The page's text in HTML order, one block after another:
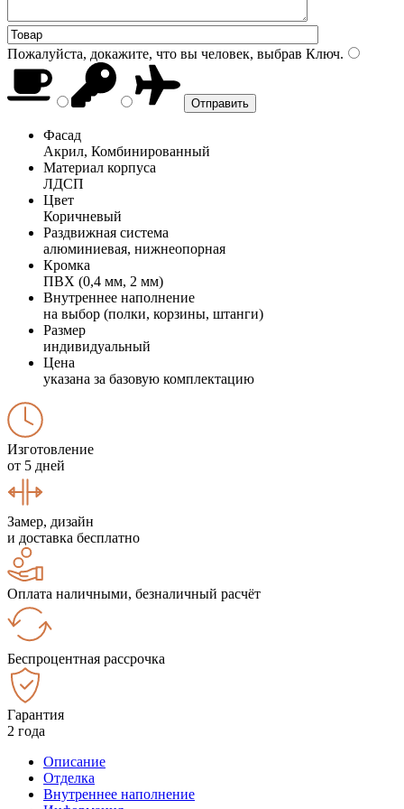
Пожалуйста, докажите, что вы человек, выбрав Ключ.
Фасад
Акрил, Комбинированный
Материал корпуса
ЛДСП
Цвет
Коричневый
Раздвижная система
алюминиевая, нижнеопорная
Кромка
ПВХ (0,4 мм, 2 мм)
Внутреннее наполнение
на выбор (полки, корзины, штанги)
Размер
индивидуальный
Цена
указана за базовую комплектацию
Изготовление
от 5 дней
Замер, дизайн
и доставка бесплатно
Оплата наличными, безналичный расчёт
Беспроцентная рассрочка
Гарантия
2 года
Описание
Отделка
Внутреннее наполнение